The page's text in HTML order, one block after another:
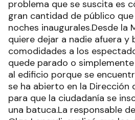
problema que se suscita es
gran cantidad de público
noches inaugurales.Desde la
quiere dejar a nadie afuera y
comodidades a los
quede parado o
al edificio porque se
se ha abierto en la Dirección
para que la ciudadanía se
una batuca.La responsable